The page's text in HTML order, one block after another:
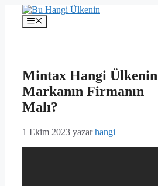
İçeriğe
Menü
Mintax Hangi Ülkenin
Markanın Firmanın
Malı?
1 Ekim 2023 yazarhangi